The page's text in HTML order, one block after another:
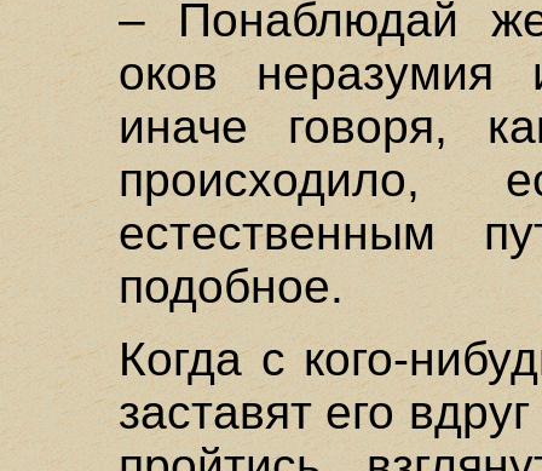
– Понаблюдай
оков неразумия
иначе говоря,
естественным
подобное.
Когда с кого-
заставят его